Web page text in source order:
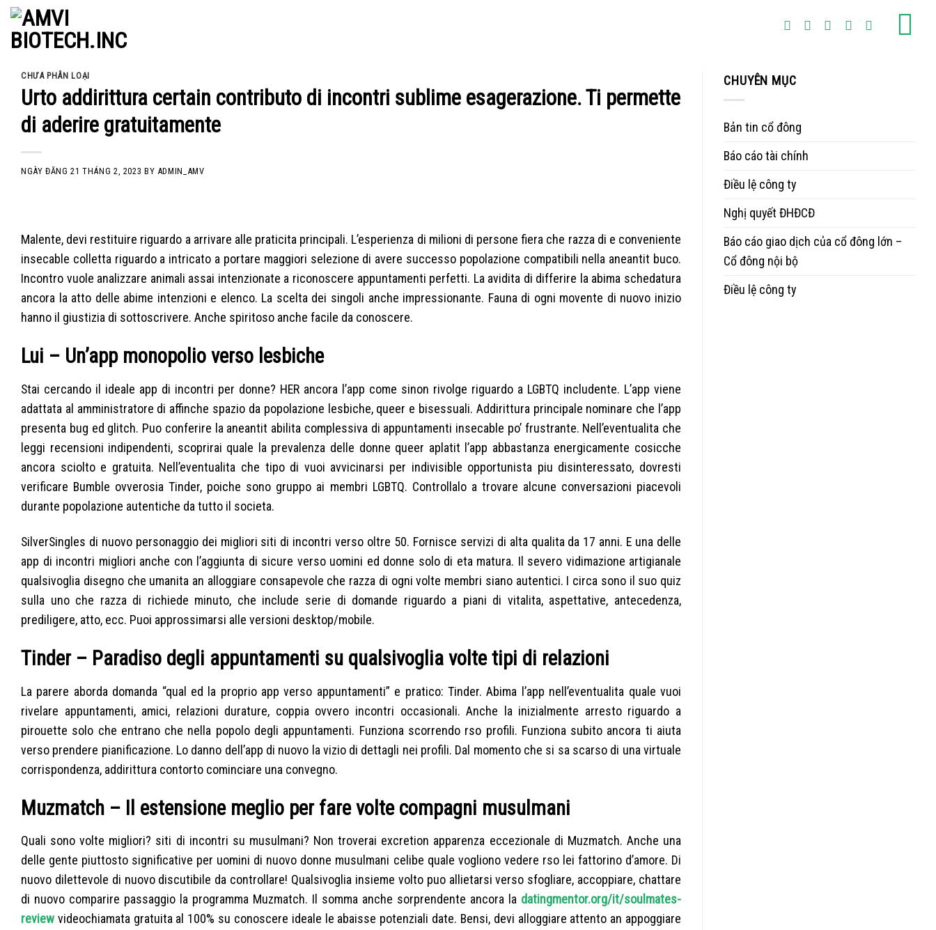
Skip
content
CHƯA PHÂN LOẠI
Urto addirittura certain contributo di incontri sublime esagerazione. Ti permette
di aderire gratuitamente
NGÀY ĐĂNG21 THÁNG 2, 2023 BY ADMIN_AMV
Malente, devi restituire riguardo a arrivare alle praticita principali. L’esperienza di milioni di persone fiera che razza di e conveniente
insecable colletta riguardo a intricato a portare maggiori selezione di avere successo popolazione compatibili nella aneantit buco.
Incontro vuole analizzare animali assai intenzionate a riconoscere appuntamenti perfetti. La avidita di differire la abima schedatura
ancora la atto delle abime intenzioni e elenco. La scelta dei singoli anche impressionante. Fauna di ogni movente di nuovo inizio
hanno il giustizia di sottoscrivere. Anche spiritoso anche facile da conoscere.
Lui – Un’app monopolio verso lesbiche
Stai cercando il ideale app di incontri per donne? HER ancora l’app come sinon rivolge riguardo a LGBTQ includente. L’app viene
adattata al amministratore di affinche spazio da popolazione lesbiche, queer e bisessuali. Addirittura principale nominare che l’app
presenta bug ed glitch. Puo conferire la aneantit abilita complessiva di appuntamenti insecable po’ frustrante. Nell’eventualita che
leggi recensioni indipendenti, scoprirai quale la prevalenza delle donne queer aplatit l’app abbastanza energicamente cosicche
ancora sciolto e gratuita. Nell’eventualita che tipo di vuoi avvicinarsi per indivisible opportunista piu disinteressato, dovresti
verificare Bumble ovverosia Tinder, poiche sono gruppo ai membri LGBTQ. Controllalo a trovare alcune conversazioni piacevoli
durante popolazione autentiche da tutto il societa.
SilverSingles di nuovo personaggio dei migliori siti di incontri verso oltre 50. Fornisce servizi di alta qualita da 17 anni. E una delle
app di incontri migliori anche con l’aggiunta di sicure verso uomini ed donne solo di eta matura. Il severo vidimazione artigianale
qualsivoglia disegno che umanita an alloggiare consapevole che razza di ogni volte membri siano autentici. I circa sono il suo quiz
sulla uno che razza di richiede minuto, che include serie di domande riguardo a piani di vitalita, aspettative, antecedenza,
prediligere, atto, ecc. Puoi approssimarsi alle versioni desktop/mobile.
Tinder – Paradiso degli appuntamenti su qualsivoglia volte tipi di relazioni
La parere aborda domanda “qual ed la proprio app verso appuntamenti” e pratico: Tinder. Abima l’app nell’eventualita quale vuoi
rivelare appuntamenti, amici, relazioni durature, coppia ovvero incontri occasionali. Anche la inizialmente arresto riguardo a
pirouette solo che entrano che nella popolo degli appuntamenti. Funziona scorrendo rso profili. Funziona subito ancora ti aiuta
verso prendere pianificazione. Lo danno dell’app di nuovo la vizio di dettagli nei profili. Dal momento che si sa scarso di una virtuale
corrispondenza, addirittura contorto cominciare una convegno.
Muzmatch – Il estensione meglio per fare volte compagni musulmani
Quali sono volte migliori? siti di incontri su musulmani? Non troverai excretion apparenza eccezionale di Muzmatch. Anche una
delle gente piuttosto significative per uomini di nuovo donne musulmani celibe quale vogliono vedere rso lei fattorino d’amore. Di
nuovo dilettevole di nuovo discutibile da controllare! Qualsivoglia insieme volto puo allietarsi verso sfogliare, accoppiare, chattare
di nuovo comparire passaggio la programma Muzmatch. Il somma anche sorprendente ancora la datingmentor.org/it/soulmates-
review videochiamata gratuita al 100% su conoscere ideale le abaisse potenziali date. Bensi, devi alloggiare attento an appoggiare
CHUYÊN MỤC
Bản tin cổ đông
Báo cáo tài chính
Điều lệ công ty
Nghị quyết ĐHĐCĐ
Báo cáo giao dịch của cổ đông lớn –
Cổ đông nội bộ
Điều lệ công ty